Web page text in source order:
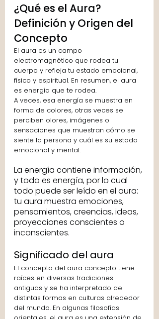
¿Qué es el Aura?
Definición y Origen del
Concepto
El aura es un campo
electromagnético que rodea tu
cuerpo y refleja tu estado emocional,
físico y espiritual. En resumen, el aura
es energía que te rodea.
A veces, esa energía se muestra en
forma de colores, otras veces se
perciben olores, imágenes o
sensaciones que muestran cómo se
siente la persona y cuál es su estado
emocional y mental.
La energía contiene información,
y todo es energía, por lo cual
todo puede ser leído en el aura:
tu aura muestra emociones,
pensamientos, creencias, ideas,
proyecciones conscientes o
inconscientes.
Significado del aura
El concepto del aura concepto tiene
raíces en diversas tradiciones
antiguas y se ha interpretado de
distintas formas en culturas alrededor
del mundo. En algunas filosofías